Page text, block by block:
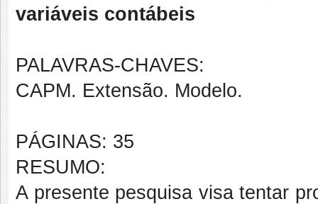
variáveis contábeis
PALAVRAS-CHAVES:
CAPM. Extensão. Modelo.
PÁGINAS: 35
RESUMO:
A presente pesquisa visa tentar